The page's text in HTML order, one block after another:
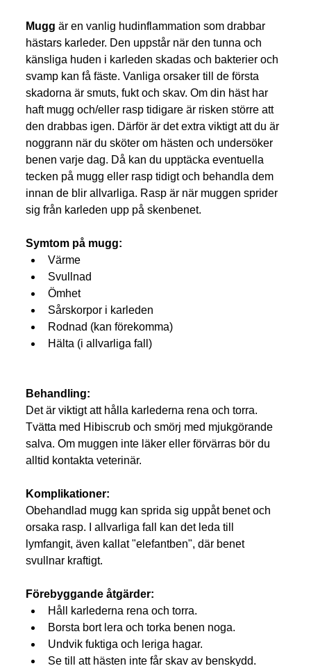
Mugg är en vanlig hudinflammation som drabbar
hästars karleder. Den uppstår när den tunna och
känsliga huden i karleden skadas och bakterier och
svamp kan få fäste. Vanliga orsaker till de första
skadorna är smuts, fukt och skav. Om din häst har
haft mugg och/eller rasp tidigare är risken större att
den drabbas igen. Därför är det extra viktigt att du är
noggrann när du sköter om hästen och undersöker
benen varje dag. Då kan du upptäcka eventuella
tecken på mugg eller rasp tidigt och behandla dem
innan de blir allvarliga. Rasp är när muggen sprider
sig från karleden upp på skenbenet.
Symtom på mugg:
Värme
Svullnad
Ömhet
Sårskorpor i karleden
Rodnad (kan förekomma)
Hälta (i allvarliga fall)
Behandling:
Det är viktigt att hålla karlederna rena och torra.
Tvätta med Hibiscrub och smörj med mjukgörande
salva. Om muggen inte läker eller förvärras bör du
alltid kontakta veterinär.
Komplikationer:
Obehandlad mugg kan sprida sig uppåt benet och
orsaka rasp. I allvarliga fall kan det leda till
lymfangit, även kallat "elefantben", där benet
svullnar kraftigt.
Förebyggande åtgärder:
Håll karlederna rena och torra.
Borsta bort lera och torka benen noga.
Undvik fuktiga och leriga hagar.
Se till att hästen inte får skav av benskydd.